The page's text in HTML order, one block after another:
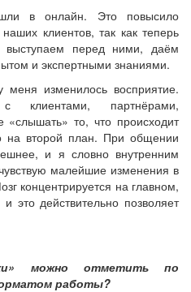
в онлайн. Это повысило
клиентов, так как теперь
перед ними, даём
и экспертными знаниями.
изменилось восприятие.
клиентами, партнёрами,
«слышать» то, что происходит
на второй план. При общении
и я словно внутренним
малейшие изменения в
концентрируется на главном,
это действительно позволяет
можно отметить по
работы?